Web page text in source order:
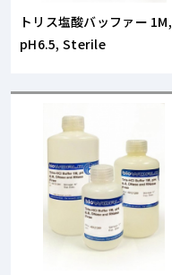
トリス塩酸バッファー 1M,
pH6.5, Sterile